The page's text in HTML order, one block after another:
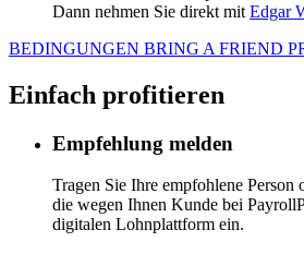
Dann nehmen Sie direkt mit Edgar
BEDINGUNGEN BRING A FRIEND
Einfach profitieren
Empfehlung melden
Tragen Sie Ihre empfohlene Person
die wegen Ihnen Kunde bei
digitalen Lohnplattform ein.